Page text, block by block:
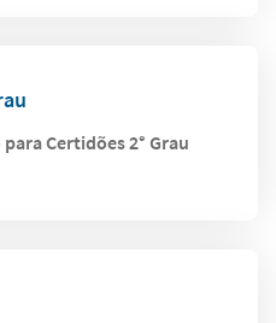
para Certidões 2° Grau